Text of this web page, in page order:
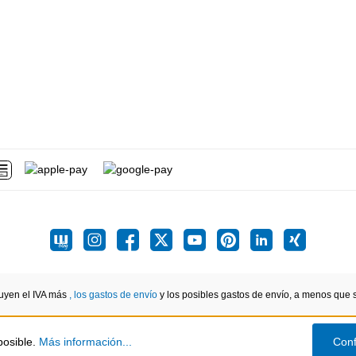
el IVA más , los gastos de envíoy los posibles gastos de envío, a menos que
Más información...